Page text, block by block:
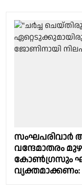
സംഘപരിവാര്‍
വന്ദേമാതരം
കോണ്‍ഗ്രസും